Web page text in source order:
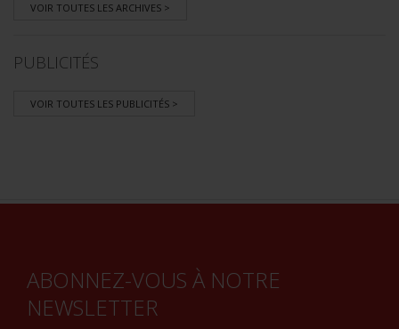
VOIR TOUTES LES ARCHIVES >
PUBLICITÉS
VOIR TOUTES LES PUBLICITÉS >
ABONNEZ-VOUS À NOTRE
NEWSLETTER